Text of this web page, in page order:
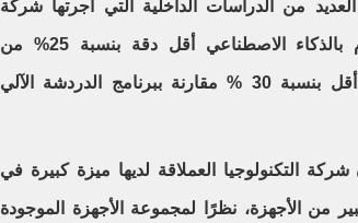
من الدراسات الداخلية التي أجرتها شركة
Apple وزعم أن Siri المدعوم بالذكاء الاصطناعي أقل دقة بنسبة 25% من
ChatGPT، ويجيب على أسئلة أقل بنسبة 30 % مقارنة ببرنامج الدردشة الآلي
التكنولوجيا العملاقة لديها ميزة كبيرة في
من الأجهزة، نظرًا لمجموعة الأجهزة الموجودة